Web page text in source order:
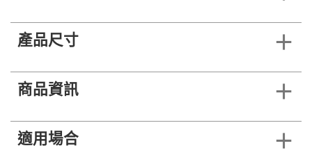
產品尺寸
商品資訊
適用場合